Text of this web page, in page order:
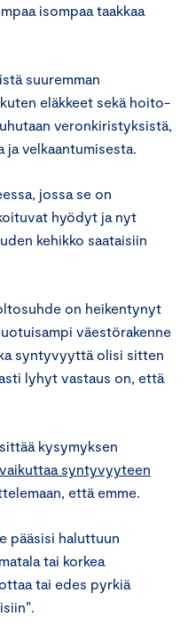
isompaa taakkaa
suuremman
eläkkeet sekä hoito-
veronkiristyksistä,
ja velkaantumisesta.
jossa se on
hyödyt ja nyt
kehikko saataisiin
on heikentynyt
väestörakenne
syntyvyyttä olisi sitten
lyhyt vastaus on, että
kysymyksen
syntyvyyteen
että emme.
pääsisi haluttuun
tai korkea
tai edes pyrkiä